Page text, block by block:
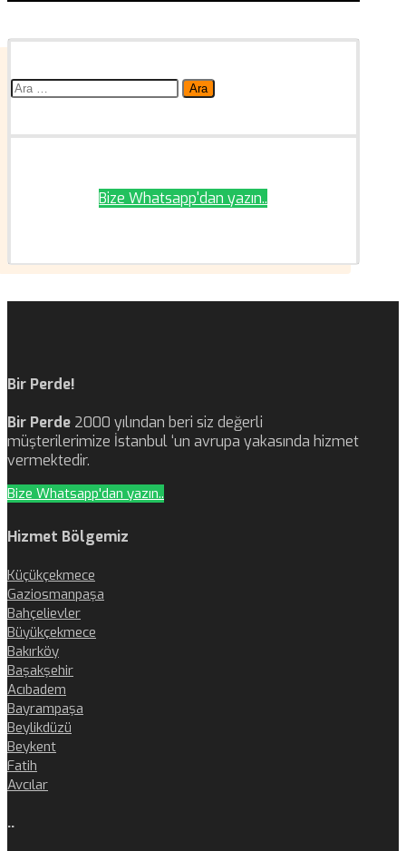
Arama:
Bize Whatsapp'dan yazın..
Bir Perde!
Bir Perde 2000 yılından beri siz değerli
müşterilerimize İstanbul ‘un avrupa yakasında hizmet
vermektedir.
Bize Whatsapp'dan yazın..
Hizmet Bölgemiz
Küçükçekmece
Gaziosmanpaşa
Bahçelievler
Büyükçekmece
Bakırköy
Başakşehir
Acıbadem
Bayrampaşa
Beylikdüzü
Beykent
Fatih
Avcılar
..